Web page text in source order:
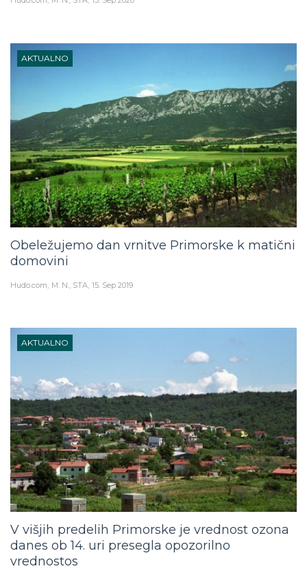
AKTUALNO
Obeležujemo dan vrnitve Primorske k matični
domovini
Hudo.com M. N., STA 15. Sep 2019
AKTUALNO
V višjih predelih Primorske je vrednost ozona
danes ob 14. uri presegla opozorilno
vrednostos